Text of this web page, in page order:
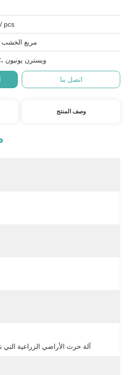
pcs
مربع الخشب
T/T، L/C، ويسترن يونيون
اتصل بنا
وصف المنتج
آلة حرث الأراضي الزراعية التي